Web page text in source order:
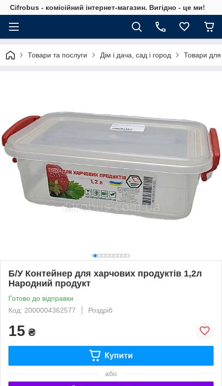
Cifrobus - комiсiйний iнтернет-магазин. Вигiдно - це ми!
Товари та послуги Дім і дача, сад і город Товари
Б/У Контейнер для харчових продуктів 1,2л
Народний продукт
Готово до відправки
Код: 2000004362577
Роздріб
15 ₴
Купити
або